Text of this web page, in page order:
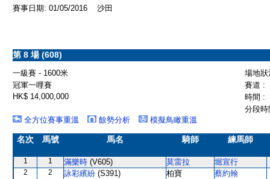
賽事日期: 01/05/2016 沙田
第 8 場 (608)
一級賽 - 1600米
場地
冠軍一哩賽
賽道 :
HK$ 14,000,000
時間 :
分段
全方位賽事重溫
餘勢分析 模擬鳥瞰重溫
名次 馬號 馬名 騎師 練馬師
1 1 滿樂時 (V605) 莫雷拉 堀宣行
2 2 詠彩繽紛 (S391) 柏寶 蔡約翰